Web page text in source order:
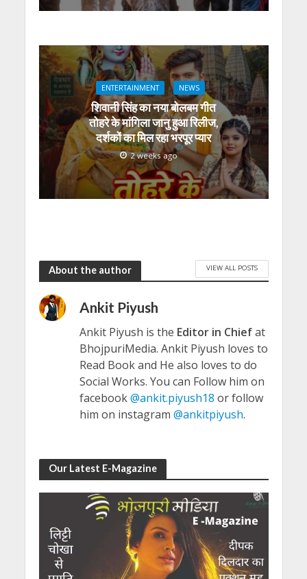
ENTERTAINMENT NEWS
शिवानी सिंह का नया बोलबम गीत
तोहरे के मांगिला जानु हुआ रिलीज,
दर्शकों का मिल रहा भरपूर प्यार
2 weeks ago
About the author VIEW ALL POSTS
Ankit Piyush
Ankit Piyush is the Editor in Chiefat
BhojpuriMedia. Ankit Piyush loves to
Read Book and He also loves to do
Social Works. You can Follow him on
facebook@ankit.piyush18 or follow
him on instagram @ankitpiyush.
Our Latest E-Magazine